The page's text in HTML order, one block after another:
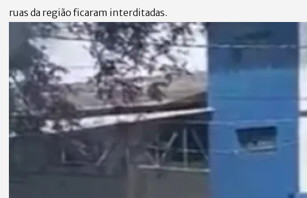
ruas da região ficaram interditadas.